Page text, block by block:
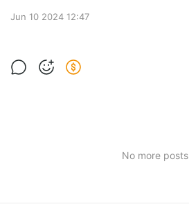
Jun 10 2024 12:47
2024)
No more posts